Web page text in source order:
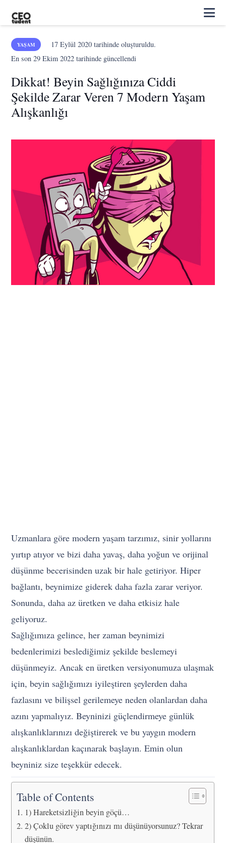
YAŞAM 17 Eylül 2020tarihinde oluşturuldu.
En son29 Ekim 2022 tarihinde güncellendi
Dikkat! Beyin Sağlığınıza Ciddi
Şekilde Zarar Veren 7 Modern Yaşam
Alışkanlığı
Uzmanlara göre modern yaşam tarzımız, sinir yollarını
yırtıp atıyor ve bizi daha yavaş, daha yoğun ve orijinal
düşünme becerisinden uzak bir hale getiriyor. Hiper
bağlantı, beynimize giderek daha fazla zarar veriyor.
Sonunda, daha az üretken ve daha etkisiz hale
geliyoruz.
Sağlığımıza gelince, her zaman beynimizi
bedenlerimizi beslediğimiz şekilde beslemeyi
düşünmeyiz. Ancak en üretken versiyonumuza ulaşmak
için, beyin sağlığımızı iyileştiren şeylerden daha
fazlasını ve bilişsel gerilemeye neden olanlardan daha
azını yapmalıyız. Beyninizi güçlendirmeye günlük
alışkanlıklarınızı değiştirerek ve bu yaygın modern
alışkanlıklardan kaçınarak başlayın. Emin olun
beyniniz size teşekkür edecek.
Table of Contents
1) Hareketsizliğin beyin göçü…
2) Çoklu görev yaptığınızı mı düşünüyorsunuz? Tekrar
düşünün.